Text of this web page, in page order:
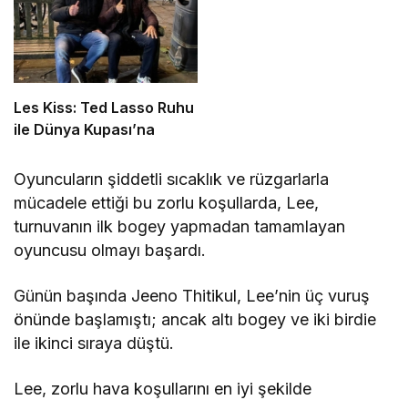
Les Kiss: Ted Lasso Ruhu
ile Dünya Kupası’na
Oyuncuların şiddetli sıcaklık ve rüzgarlarla
mücadele ettiği bu zorlu koşullarda, Lee,
turnuvanın ilk bogey yapmadan tamamlayan
oyuncusu olmayı başardı.
Günün başında Jeeno Thitikul, Lee’nin üç vuruş
önünde başlamıştı; ancak altı bogey ve iki birdie
ile ikinci sıraya düştü.
Lee, zorlu hava koşullarını en iyi şekilde